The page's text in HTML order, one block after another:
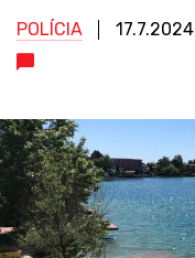
POLÍCIA 17.7.2024